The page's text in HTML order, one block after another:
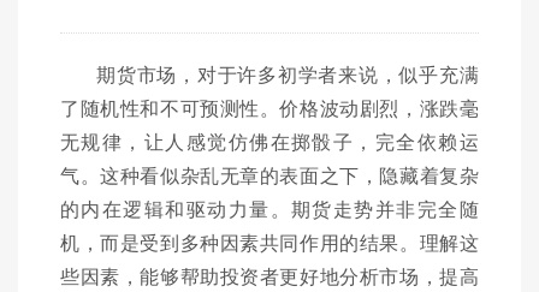
期货市场，对于许多初学者来说，似乎充满
了随机性和不可预测性。价格波动剧烈，涨跌毫
无规律，让人感觉仿佛在掷骰子，完全依赖运
气。这种看似杂乱无章的表面之下，隐藏着复杂
的内在逻辑和驱动力量。期货走势并非完全随
机，而是受到多种因素共同作用的结果。理解这
些因素，能够帮助投资者更好地分析市场，提高